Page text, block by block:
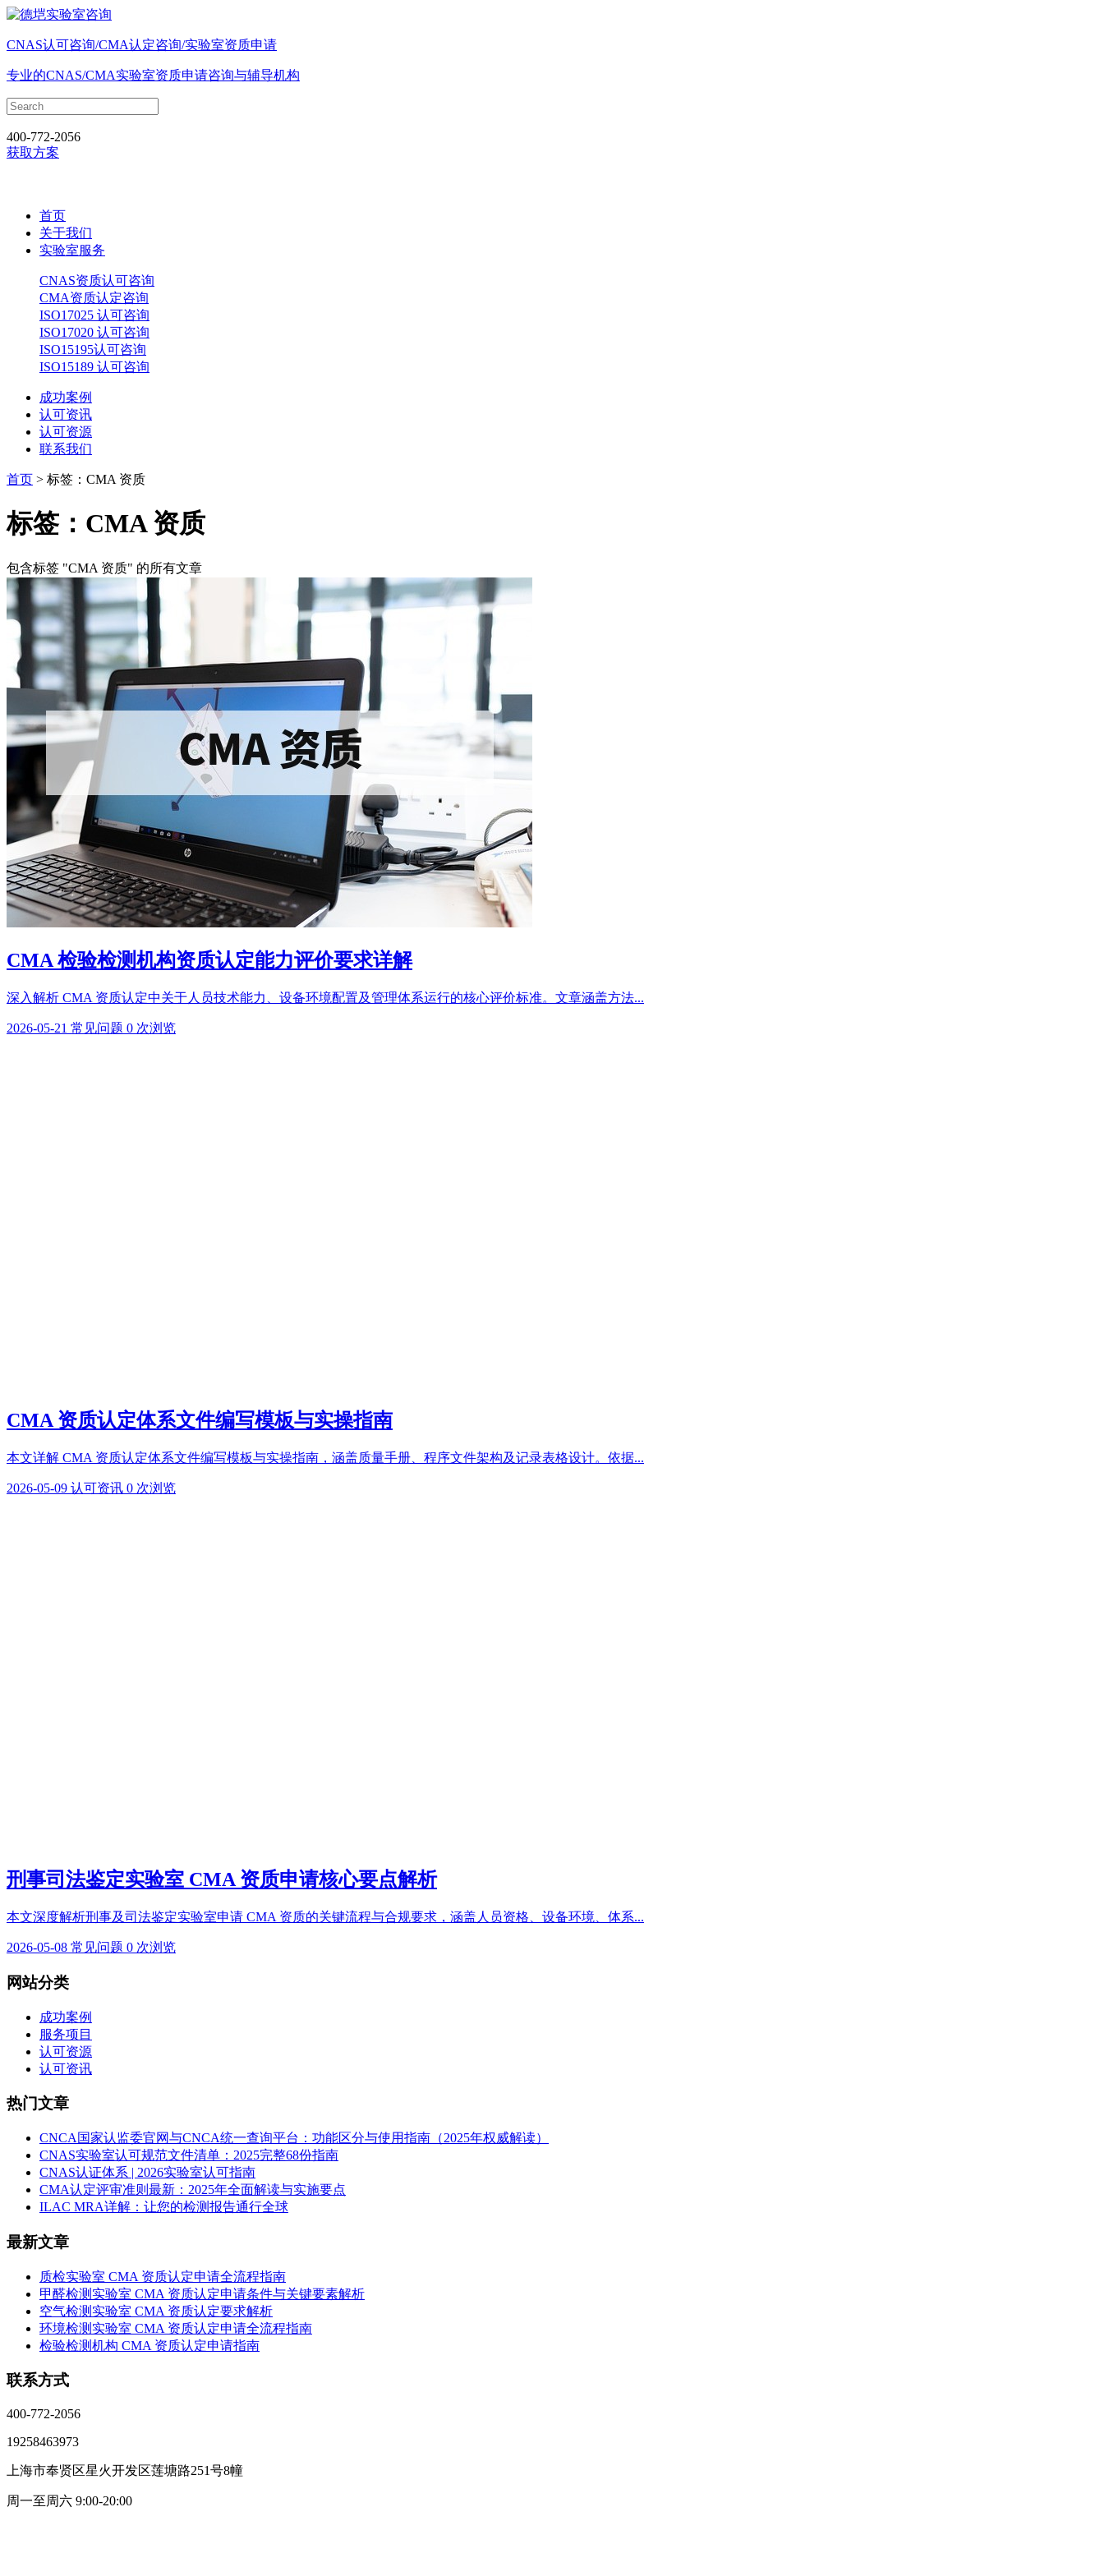
CNAS认可咨询/CMA认定咨询/实验室资质申请
专业的CNAS/CMA实验室资质申请咨询与辅导机构
400-772-2056
获取方案
首页
关于我们
实验室服务
CNAS资质认可咨询
CMA资质认定咨询
ISO17025 认可咨询
ISO17020 认可咨询
ISO15195认可咨询
ISO15189 认可咨询
成功案例
认可资讯
认可资源
联系我们
首页 > 标签：CMA 资质
标签：CMA 资质
包含标签 "CMA 资质" 的所有文章
CMA 检验检测机构资质认定能力评价要求详解
深入解析 CMA 资质认定中关于人员技术能力、设备环境配置及管理体系运行的核心评价标准。文章涵盖方法...
2026-05-21 常见问题 0 次浏览
CMA 资质认定体系文件编写模板与实操指南
本文详解 CMA 资质认定体系文件编写模板与实操指南，涵盖质量手册、程序文件架构及记录表格设计。依据...
2026-05-09 认可资讯 0 次浏览
刑事司法鉴定实验室 CMA 资质申请核心要点解析
本文深度解析刑事及司法鉴定实验室申请 CMA 资质的关键流程与合规要求，涵盖人员资格、设备环境、体系...
2026-05-08 常见问题 0 次浏览
网站分类
成功案例
服务项目
认可资源
认可资讯
热门文章
CNCA国家认监委官网与CNCA统一查询平台：功能区分与使用指南（2025年权威解读）
CNAS实验室认可规范文件清单：2025完整68份指南
CNAS认证体系 | 2026实验室认可指南
CMA认定评审准则最新：2025年全面解读与实施要点
ILAC MRA详解：让您的检测报告通行全球
最新文章
质检实验室 CMA 资质认定申请全流程指南
甲醛检测实验室 CMA 资质认定申请条件与关键要素解析
空气检测实验室 CMA 资质认定要求解析
环境检测实验室 CMA 资质认定申请全流程指南
检验检测机构 CMA 资质认定申请指南
联系方式
400-772-2056
19258463973
上海市奉贤区星火开发区莲塘路251号8幢
周一至周六 9:00-20:00